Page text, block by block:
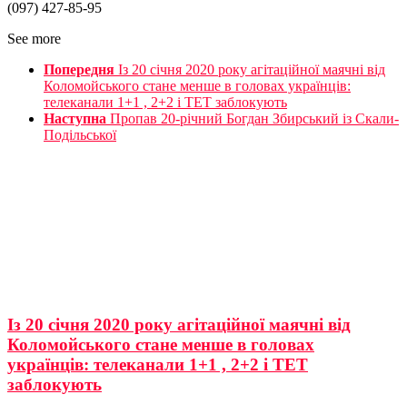
(097) 427-85-95
See more
Попередня Із 20 січня 2020 року агітаційної маячні від
Коломойського стане менше в головах українців:
телеканали 1+1 , 2+2 і ТЕТ заблокують
Наступна Пропав 20-річний Богдан Збирський із Скали-
Подільської
Із 20 січня 2020 року агітаційної маячні від
Коломойського стане менше в головах
українців: телеканали 1+1 , 2+2 і ТЕТ
заблокують